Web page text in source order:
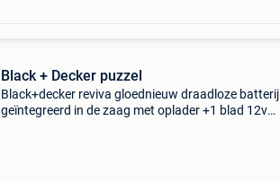
Black + Decker puzzel
Black+decker reviva gloednieuw draadloze batterij
geïntegreerd in de zaag met oplader +1 blad 12v